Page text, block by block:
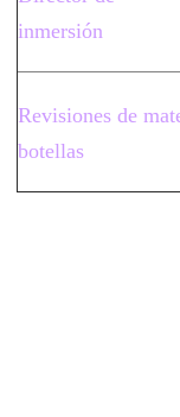
inmersión
Revisiones de
botellas